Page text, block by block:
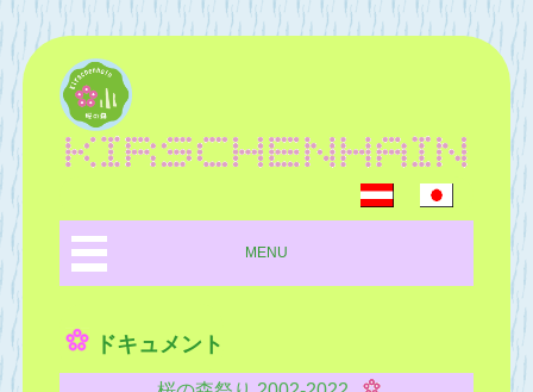
MENU
ドキュメント